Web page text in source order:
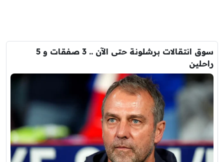
سوق انتقالات برشلونة حتى الآن .. 3 صفقات و 5
راحلين